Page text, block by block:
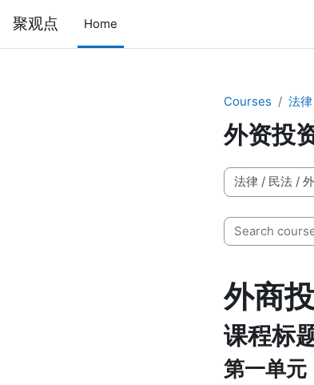
聚观点 Home
Courses 法律
外资投
Course
Search courses
外商
课程标
第一单元